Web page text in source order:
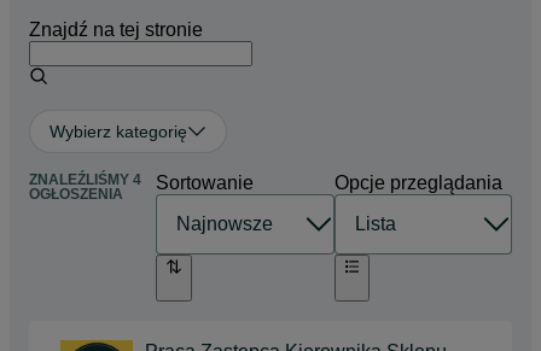
Znajdź na tej stronie
Wybierz kategorię
ZNALEŹLIŚMY 4
OGŁOSZENIA
Sortowanie Opcje przeglądania